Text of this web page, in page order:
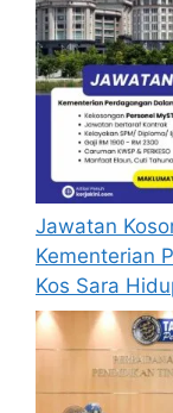
Jawatan
Kementerian
Kos Sara